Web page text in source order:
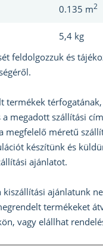
0.135 m2
5,4 kg
feldolgozzuk és
termékek
a megadott szállítási
megfelelő méretű
készítünk és
ajánlatot.
kiszállítási ajánlatunk
termékeket
vagy elállhat